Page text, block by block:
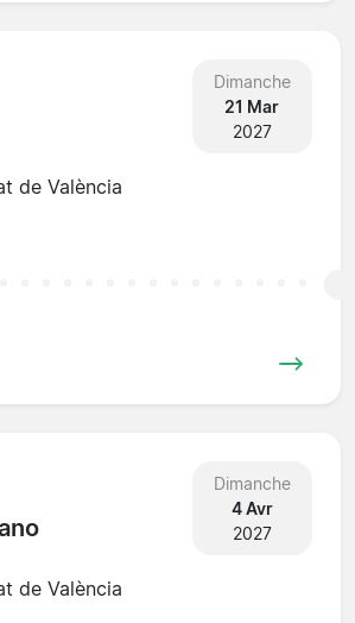
Dimanche
21 Mar
2027
de València
Dimanche
4 Avr
2027
de València